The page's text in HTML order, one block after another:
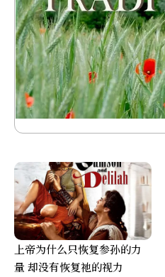
上帝为什么只恢复参孙的力
量 却没有恢复祂的视力